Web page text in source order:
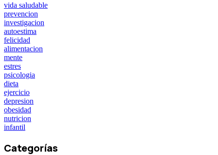
vida saludable
prevencion
investigacion
autoestima
felicidad
alimentacion
mente
estres
psicologia
dieta
ejercicio
depresion
obesidad
nutricion
infantil
Categorías